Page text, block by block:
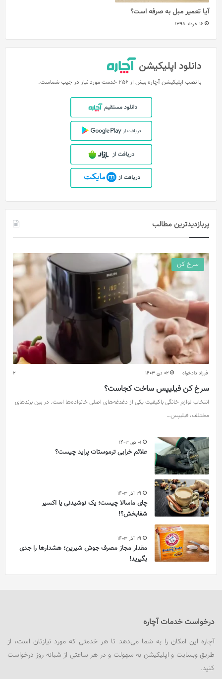
آیا تعمیر مبل به صرفه است؟
16 خرداد 1398
دانلود اپلیکیشن
با نصب اپلیکیشن آچاره بیش از 256 خدمت مورد نیاز در جیب شماست.
پربازدیدترین مطالب
سرخ کن
فرزاد دادخواه 02 دی 1403 2
سرخ کن فیلیپس ساخت کجاست؟
انتخاب لوازم خانگی باکیفیت یکی از دغدغه‌های اصلی خانواده‌ها است. در بین برندهای
مختلف، فیلیپس…
01 دی 1403
علائم خرابی ترموستات پراید چیست؟
29 آذر 1403
چای ماسالا چیست؛ یک نوشیدنی یا اکسیر
شفابخش؟!
29 آذر 1403
مقدار مجاز مصرف جوش شیرین؛ هشدارها را جدی
بگیرید!
درخواست خدمات آچاره
آچاره این امکان را به شما می‌دهد تا هر خدمتی که مورد نیازتان است، از
طریق وبسایت و اپلیکیشن به سهولت و در هر ساعتی از شبانه روز درخواست
کنید.